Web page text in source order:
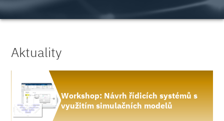
Aktuality
Workshop: Návrh řídicích systémů s
využitím simulačních modelů